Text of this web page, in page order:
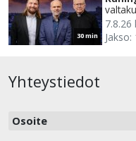
30 min
7.8.26
Jakso:
Yhteystiedot
Osoite